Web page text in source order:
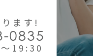
ます!
0835
19:30